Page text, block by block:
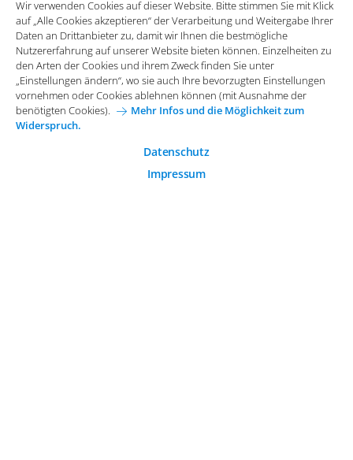
Impressum Datenschutz
Allgemeine Einkaufsbedingungen
Karriere bei Arvato Systems Kontakt
Wir verwenden Cookies auf dieser Website. Bitte stimmen Sie mit Klick
auf „Alle Cookies akzeptieren“ der Verarbeitung und Weitergabe Ihrer
Daten an Drittanbieter zu, damit wir Ihnen die bestmögliche
Nutzererfahrung auf unserer Website bieten können. Einzelheiten zu
den Arten der Cookies und ihrem Zweck finden Sie unter
„Einstellungen ändern“, wo sie auch Ihre bevorzugten Einstellungen
vornehmen oder Cookies ablehnen können (mit Ausnahme der
benötigten Cookies).
Mehr Infos und die Möglichkeit zum
Widerspruch.
Datenschutz
Impressum
vornehmen oder Cookies ablehnen können (mit Ausnahme der
benötigten Cookies).
Mehr Infos und die Möglichkeit zum
Widerspruch.
Funktionale Cookies
Diese Cookies sind essenziell wichtig für die einwandfreie
Funktion der Website.
Analytische Cookies
Analytische Cookies werden verwendet, um das